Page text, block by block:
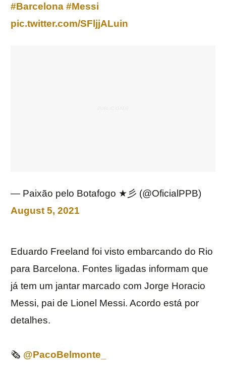
#Barcelona #Messi
pic.twitter.com/SFljjALuin
— Paixão pelo Botafogo ★彡 (@OficialPPB)
August 5, 2021
Eduardo Freeland foi visto embarcando do Rio
para Barcelona. Fontes ligadas informam que
já tem um jantar marcado com Jorge Horacio
Messi, pai de Lionel Messi. Acordo está por
detalhes.
🗞 @PacoBelmonte_